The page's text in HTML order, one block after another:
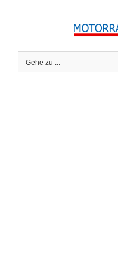
Gehe zu ...